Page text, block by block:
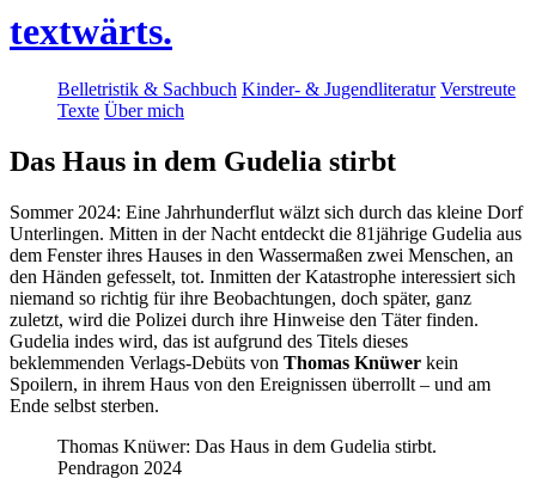
textwärts.
Belletristik & Sachbuch Kinder- & Jugendliteratur Verstreute
Texte Über mich
Das Haus in dem Gudelia stirbt
Sommer 2024: Eine Jahrhunderflut wälzt sich durch das kleine Dorf
Unterlingen. Mitten in der Nacht entdeckt die 81jährige Gudelia aus
dem Fenster ihres Hauses in den Wassermaßen zwei Menschen, an
den Händen gefesselt, tot. Inmitten der Katastrophe interessiert sich
niemand so richtig für ihre Beobachtungen, doch später, ganz
zuletzt, wird die Polizei durch ihre Hinweise den Täter finden.
Gudelia indes wird, das ist aufgrund des Titels dieses
beklemmenden Verlags-Debüts von Thomas Knüwer kein
Spoilern, in ihrem Haus von den Ereignissen überrollt – und am
Ende selbst sterben.
Thomas Knüwer: Das Haus in dem Gudelia stirbt.
Pendragon 2024